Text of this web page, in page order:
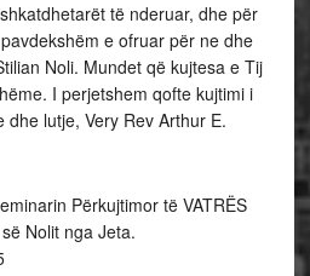
të nderuar, dhe për
e ofruar për ne dhe
Noli. Mundet që kujtesa e Tij
I perjetshem qofte kujtimi i
lutje, Very Rev Arthur E.
Përkujtimor të VATRËS
Nolit nga Jeta.